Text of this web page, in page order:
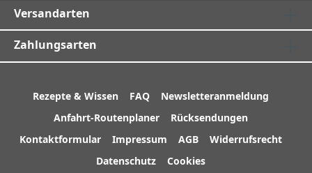
Versandarten
Zahlungsarten
Rezepte & Wissen FAQ
Newsletteranmeldung
Anfahrt-Routenplaner
Rücksendungen
Kontaktformular
Impressum AGB
Widerrufsrecht
Datenschutz
Cookies